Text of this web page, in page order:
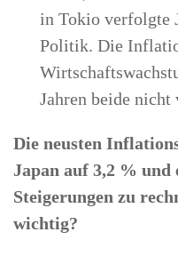
in Tokio verfolgte
Politik. Die
Jahren beide nicht
Die neusten
Japan auf 3,2 %
Steigerungen zu
wichtig?